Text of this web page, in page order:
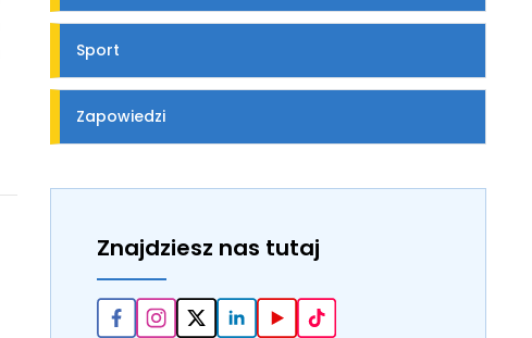
Sport
Zapowiedzi
Znajdziesz nas tutaj